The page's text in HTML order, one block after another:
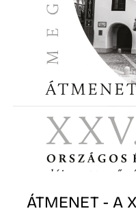
ÁTMENET - A